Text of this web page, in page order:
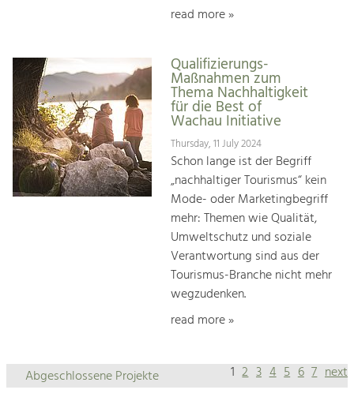
read more »
Qualifizierungs-
Maßnahmen zum
Thema Nachhaltigkeit
für die Best of
Wachau Initiative
Thursday, 11 July 2024
Schon lange ist der Begriff
„nachhaltiger Tourismus“ kein
Mode- oder Marketingbegriff
mehr: Themen wie Qualität,
Umweltschutz und soziale
Verantwortung sind aus der
Tourismus-Branche nicht mehr
wegzudenken.
read more »
1 2 3 4 5 6 7 next
Abgeschlossene Projekte